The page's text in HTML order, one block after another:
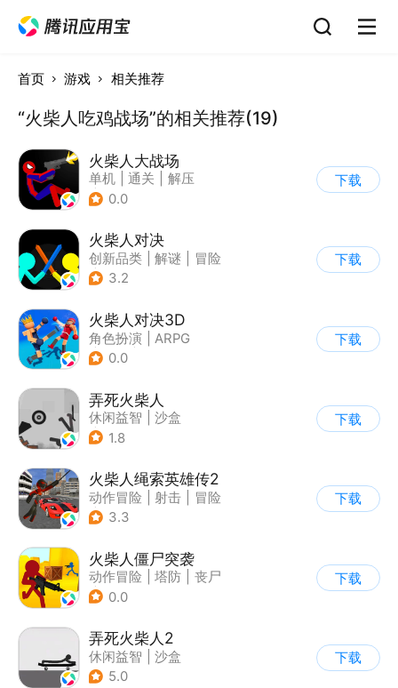
首页 游戏 相关推荐
“火柴人吃鸡战场”的相关推荐(19)
火柴人大战场
单机 通关
解压
| 火柴人
0.0
下载
火柴人对决
创新品类 解谜
冒险
| 挑战破纪录
3.2
下载
火柴人对决3D
角色扮演
ARPG
| 冒险
0.0
下载
弄死火柴人
休闲益智
沙盒
| 火柴人
1.8
下载
火柴人绳索英雄传2
动作冒险 射击
冒险
| 开放世界
3.3
下载
火柴人僵尸突袭
动作冒险 塔防
丧尸
| 挑战破纪录
0.0
下载
弄死火柴人2
休闲益智
沙盒
5.0
下载